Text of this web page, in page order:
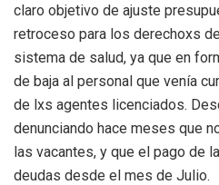
claro objetivo de ajuste
retroceso para los derechoxs
sistema de salud, ya que en
de baja al personal que venía
de lxs agentes licenciados.
denunciando hace meses que
las vacantes, y que el pago de
deudas desde el mes de Julio.